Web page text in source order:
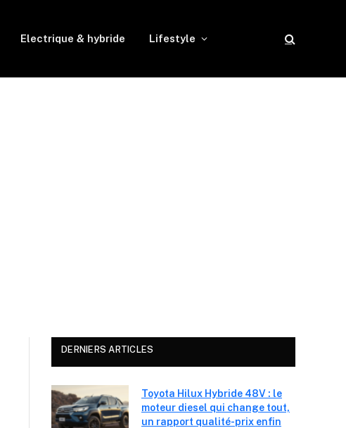
Electrique & hybride Lifestyle
DERNIERS ARTICLES
Toyota Hilux Hybride 48V : le
moteur diesel qui change tout,
un rapport qualité-prix enfin